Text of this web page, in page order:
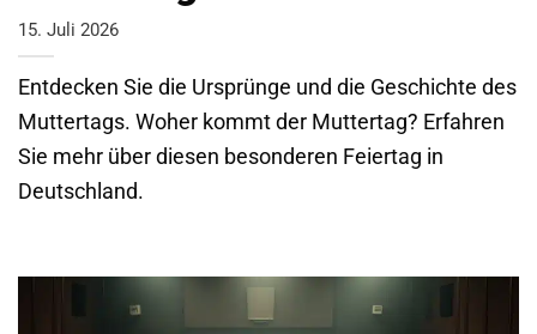
15. Juli 2026
Entdecken Sie die Ursprünge und die Geschichte des
Muttertags. Woher kommt der Muttertag? Erfahren
Sie mehr über diesen besonderen Feiertag in
Deutschland.